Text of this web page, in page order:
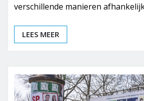
verschillende manieren
LEES MEER